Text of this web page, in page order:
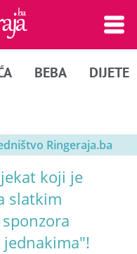
BEBA DIJETE
Ringeraja.ba
koji je
slatkim